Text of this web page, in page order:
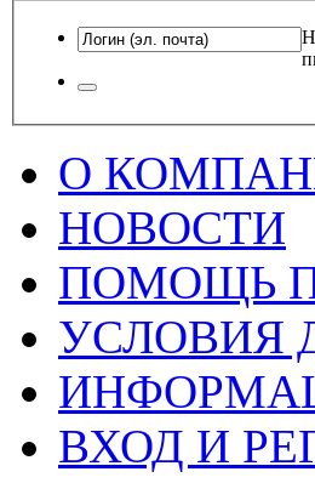
О
НОВОСТИ
ПОМОЩЬ
УСЛОВИЯ
ВХОД И